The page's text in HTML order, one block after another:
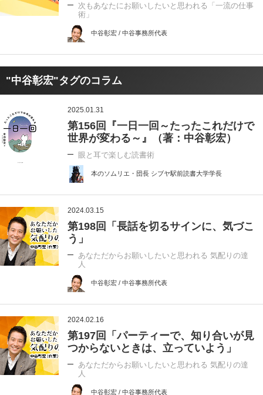
次もあなたにお願いしたいと思われる「一流の仕事
術」
中谷彰宏 / 中谷事務所代表
"中谷彰宏"タグのコラム
2025.01.31
第156回『一日一回～たったこれだけで
世界が変わる～』（著：中谷彰宏）
眼と耳で楽しむ読書術
本のソムリエ・団長 シブヤ駅前読書大学学長
2024.03.15
第198回「長話を切るサインに、気づこ
う」
あなただからお願いしたいと思われる 気配りの達
人
中谷彰宏 / 中谷事務所代表
2024.02.16
第197回「パーティーで、知り合いが見
つからないときは、立っていよう」
あなただからお願いしたいと思われる 気配りの達
人
中谷彰宏 / 中谷事務所代表